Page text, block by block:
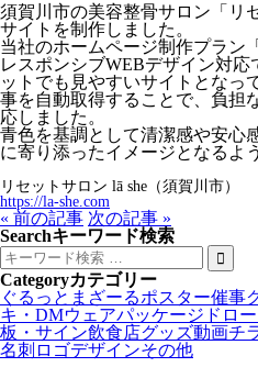
須賀川市の美容整骨サロン「リ
サイトを制作しました。
当社のホームページ制作プラン
レスポンシブWEBデザイン対
ットでも見やすいサイトとなっ
事を自動取得することで、負担
応しました。
青色を基調として清潔感や安心
に寄り添ったイメージとなるよ
リセットサロン lā she（須賀川市）
https://la-she.com
« 前の記事 次の記事 »
Searchキーワード検索
Categoryカテゴリー
ぐるっとまざーるポスター催事
キ・DMウェアパッケージ ドロ
板・サイン飲食店グッズ動画チ
名刺 ロゴデザインその他